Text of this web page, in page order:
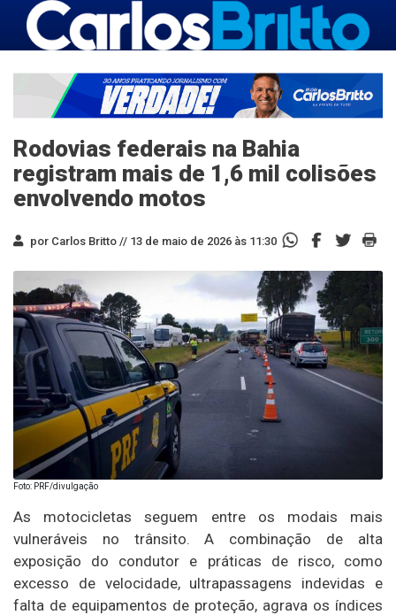
Rodovias federais na Bahia
registram mais de 1,6 mil colisões
envolvendo motos
por Carlos Britto // 13 de maio de 2026 às 11:30
Foto: PRF/divulgação
As motocicletas seguem entre os modais mais
vulneráveis no trânsito. A combinação de alta
exposição do condutor e práticas de risco, como
excesso de velocidade, ultrapassagens indevidas e
falta de equipamentos de proteção, agrava os índices